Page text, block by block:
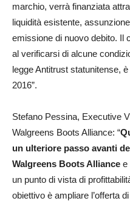
marchio, verrà finanziata
liquidità esistente,
emissione di nuovo debito. Il
al verificarsi di alcune
legge Antitrust statunitense,
2016”.
Stefano Pessina, Executive
Walgreens Boots Alliance: “
un ulteriore passo avanti
Walgreens Boots Alliance e
un punto di vista di
obiettivo è ampliare l’offerta